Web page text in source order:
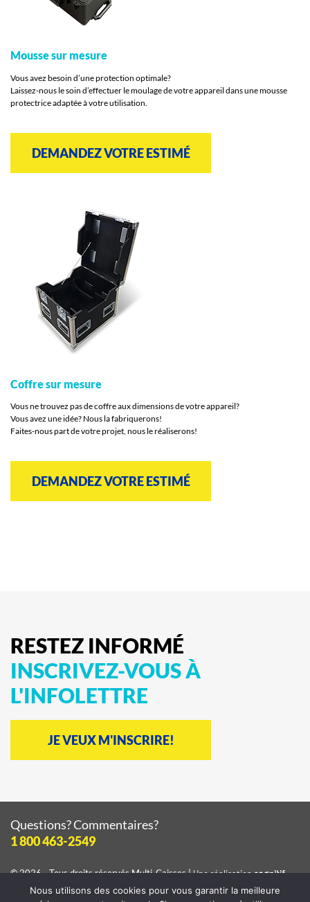
Mousse sur mesure
Vous avez besoin d’une protection optimale?
Laissez-nous le soin d’effectuer le moulage de votre appareil dans une mousse
protectrice adaptée à votre utilisation.
DEMANDEZ VOTRE ESTIMÉ
Coffre sur mesure
Vous ne trouvez pas de coffre aux dimensions de votre appareil?
Vous avez une idée? Nous la fabriquerons!
Faites-nous part de votre projet, nous le réaliserons!
DEMANDEZ VOTRE ESTIMÉ
RESTEZ INFORMÉ
INSCRIVEZ-VOUSÀ
L'INFOLETTRE
JE VEUX M'INSCRIRE!
Questions? Commentaires?
1 800 463-2549
© 2026 - Tous droits réservésMulti-Caisses|Une réalisationcognitif
Consulter lapolitique de confidentialité
Nous utilisons des cookies pour vous garantir la meilleure